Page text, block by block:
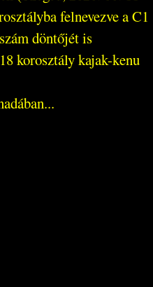
felnevezve a C1
döntőjét is
korosztály kajak-kenu